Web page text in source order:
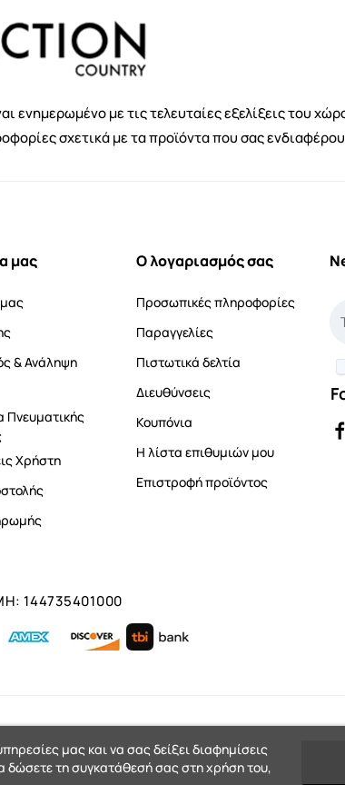
ενημερωμένο με τις τελευταίες εξελίξεις του
σχετικά με τα προϊόντα που σας
μας
& Ανάληψη
Πνευματικής
Χρήστη
Ο λογαριασμός σας
Προσωπικές πληροφορίες
Παραγγελίες
Πιστωτικά δελτία
Διευθύνσεις
Κουπόνια
Η λίστα επιθυμιών μου
Επιστροφή προϊόντος
144735401000
μας και να σας δείξει διαφημίσεις
δώσετε τη συγκατάθεσή σας στη χρήση του,